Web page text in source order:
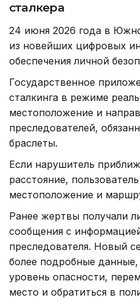
сталкера
24 июня 2026 года в
из новейших цифровых
обеспечения личной
Государственное
сталкинга в режиме
местоположение и
преследователей,
браслеты.
Если нарушитель
расстояние,
местоположение и
Ранее жертвы получали
сообщения с
преследователя. Новый
более подробные данные,
уровень опасности,
место и обратиться в